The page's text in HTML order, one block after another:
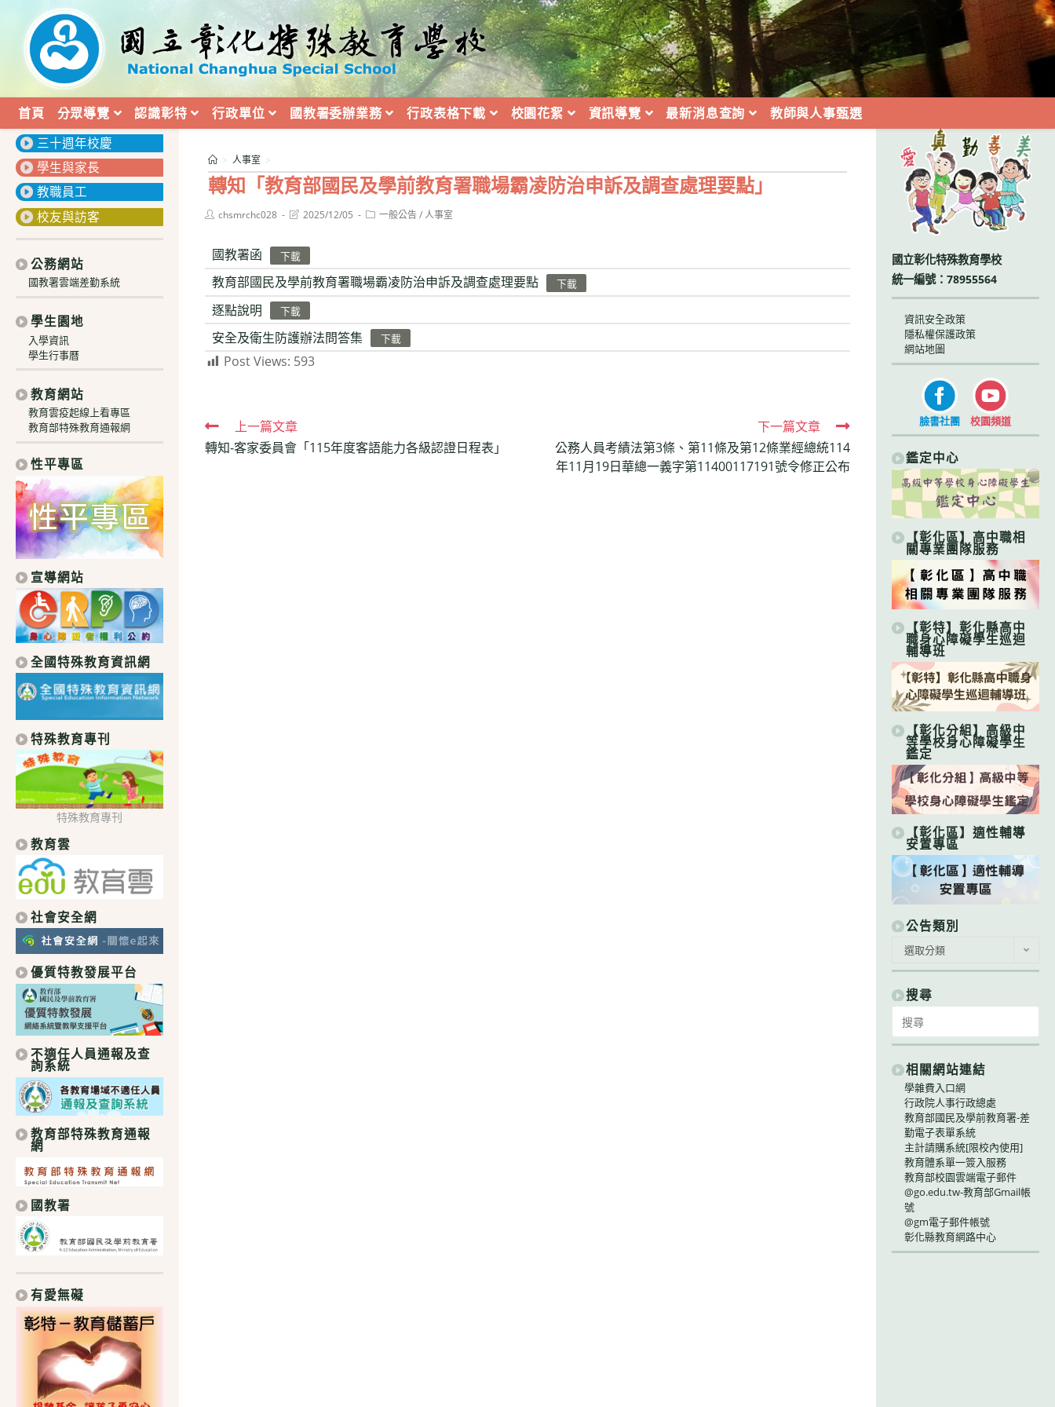
內
首頁 分眾導覽 認識彰特 行政單位 國教署委辦業務 行政表格下載 校園花絮 資訊導覽 最新消息查詢 教師與人事甄選
轉知「教育部國民及學前教育署職場霸凌防治申訴及調查處理要點」
> 人事室 >
Postchsmrchc028
Post2025/12/05
Post一般公告 / 人事室
國教署函 下載
教育部國民及學前教育署職場霸凌防治申訴及調查處理要點 下載
逐點說明 下載
安全及衛生防護辦法問答集 下載
Post Views: 593
Read
more
上一篇文章
轉知-客家委員會「115年度客語能力各級認證日程表」
下一篇文章
公務人員考績法第3條、第11條及第12條業經總統114
年11月19日華總一義字第11400117191號令修正公布
:::
三十週年校慶
學生與家長
教職員工
校友與訪客
公務網站
國教署雲端差勤系統
學生園地
入學資訊
學生行事曆
教育網站
教育雲疫起線上看專區
教育部特殊教育通報網
性平專區
宣導網站
全國特殊教育資訊網
特殊教育專刊
特殊教育專刊
教育雲
社會安全網
優質特教發展平台
不適任人員通報及查
詢系統
教育部特殊教育通報
網
國教署
有愛無礙
國立彰化特殊教育學校
統一編號：78955564
資訊安全政策
隱私權保護政策
網站地圖
臉書社團 校園頻道
鑑定中心
【彰化區】高中職相
關專業團隊服務
【彰特】彰化縣高中
職身心障礙學生巡迴
輔導班
【彰化分組】高級中
等學校身心障礙學生
鑑定
【彰化區】適性輔導
安置專區
公告類別
類
別
選取分類
搜尋
for:
相關網站連結
學雜費入口網
行政院人事行政總處
教育部國民及學前教育署-差
勤電子表單系統
主計請購系統[限校內使用]
教育體系單一簽入服務
教育部校園雲端電子郵件
@go.edu.tw-教育部Gmail帳
號
@gm電子郵件帳號
彰化縣教育網路中心